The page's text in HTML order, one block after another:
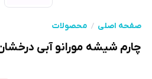
صفحه اصلی محصولات
چارم شیشه مورانو آبی درخشان